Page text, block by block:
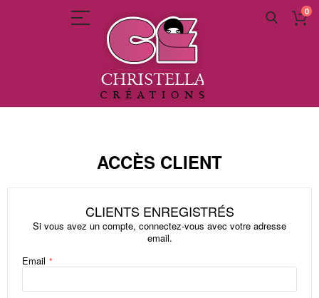
0
Allez
ACCÈS CLIENT
CLIENTS ENREGISTRÉS
Si vous avez un compte, connectez-vous avec votre adresse
email.
Email